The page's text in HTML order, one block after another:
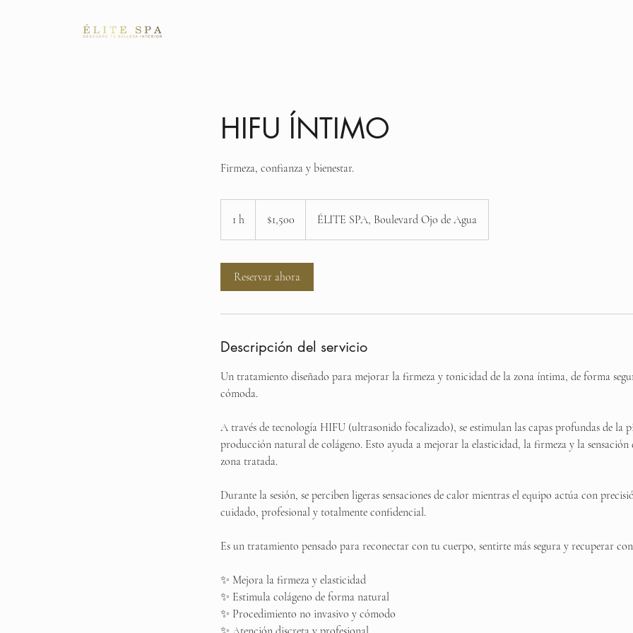
HIFU ÍNTIMO
Firmeza, confianza y bienestar.
1 h
mexicanos
$1,500 ÉLITE SPA, Boulevard Ojo de Agua
Reservar ahora
Descripción del servicio
Un tratamiento diseñado para mejorar la firmeza y tonicidad de la zona íntima, de forma
cómoda.
A través de tecnología HIFU (ultrasonido focalizado), se estimulan las capas profundas de la
producción natural de colágeno. Esto ayuda a mejorar la elasticidad, la firmeza y la sensación
zona tratada.
Durante la sesión, se perciben ligeras sensaciones de calor mientras el equipo actúa con
cuidado, profesional y totalmente confidencial.
Es un tratamiento pensado para reconectar con tu cuerpo, sentirte más segura y recuperar
✨ Mejora la firmeza y elasticidad
✨ Estimula colágeno de forma natural
✨ Procedimiento no invasivo y cómodo